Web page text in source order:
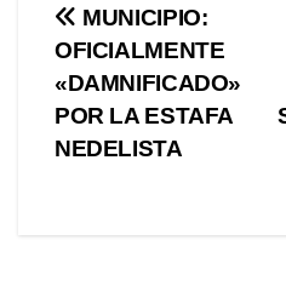
Navegación
de
entradas
MUNICIPIO:
OFICIALMENTE
«DAMNIFICADO»
POR LA ESTAFA
NEDELISTA